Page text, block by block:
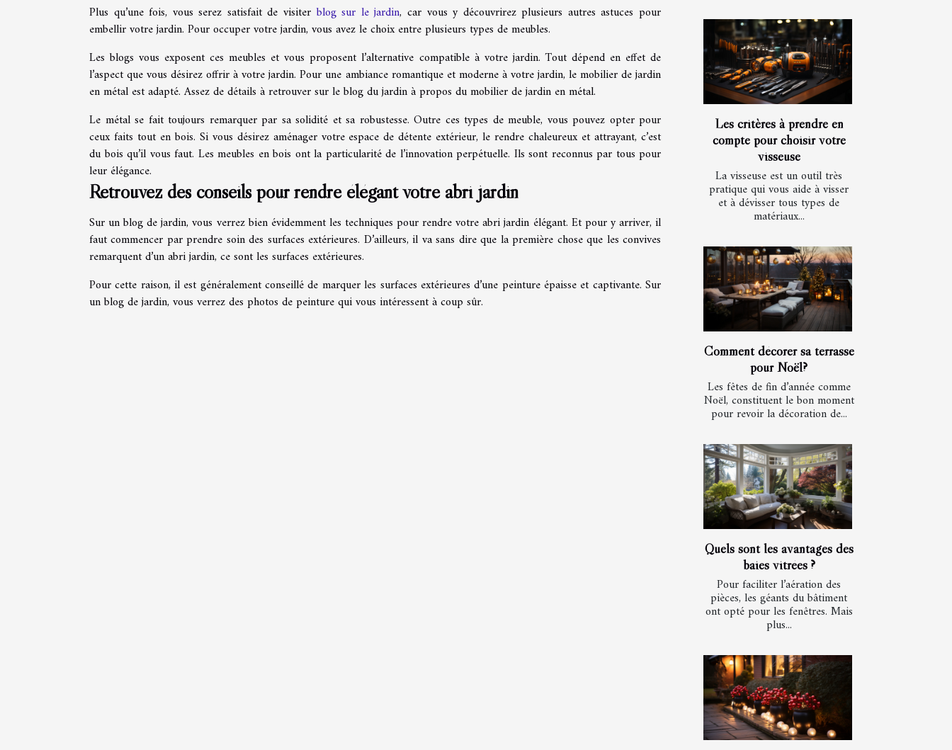
Plus qu’une fois, vous serez satisfait de visiterblog sur le jardin, car vous y découvrirez plusieurs autres astuces pour
embellir votre jardin. Pour occuper votre jardin, vous avez le choix entre plusieurs types de meubles.
Les blogs vous exposent ces meubles et vous proposent l’alternative compatible à votre jardin. Tout dépend en effet de
l’aspect que vous désirez offrir à votre jardin. Pour une ambiance romantique et moderne à votre jardin, le mobilier de jardin
en métal est adapté. Assez de détails à retrouver sur le blog du jardin à propos du mobilier de jardin en métal.
Le métal se fait toujours remarquer par sa solidité et sa robustesse. Outre ces types de meuble, vous pouvez opter pour
ceux faits tout en bois. Si vous désirez aménager votre espace de détente extérieur, le rendre chaleureux et attrayant, c’est
du bois qu’il vous faut. Les meubles en bois ont la particularité de l’innovation perpétuelle. Ils sont reconnus par tous pour
leur élégance.
Retrouvez des conseils pour rendre élégant votre abri jardin
Sur un blog de jardin, vous verrez bien évidemment les techniques pour rendre votre abri jardin élégant. Et pour y arriver, il
faut commencer par prendre soin des surfaces extérieures. D’ailleurs, il va sans dire que la première chose que les convives
remarquent d’un abri jardin, ce sont les surfaces extérieures.
Pour cette raison, il est généralement conseillé de marquer les surfaces extérieures d’une peinture épaisse et captivante. Sur
un blog de jardin, vous verrez des photos de peinture qui vous intéressent à coup sûr.
Les critères à prendre en
compte pour choisir votre
visseuse
La visseuse est un outil très
pratique qui vous aide à visser
et à dévisser tous types de
matériaux...
Comment décorer sa terrasse
pour Noël?
Les fêtes de fin d’année comme
Noël, constituent le bon moment
pour revoir la décoration de...
Quels sont les avantages des
baies vitrées ?
Pour faciliter l’aération des
pièces, les géants du bâtiment
ont opté pour les fenêtres. Mais
plus...